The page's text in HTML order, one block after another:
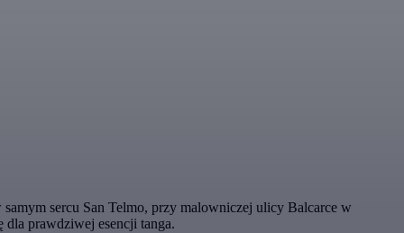
sercu San Telmo, przy malowniczej ulicy Balcarce w
dla prawdziwej esencji tanga.